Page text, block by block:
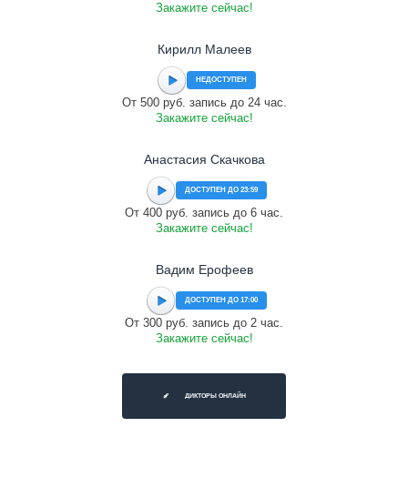
Закажите сейчас!
Кирилл Малеев
НЕДОСТУПЕН
От 500 руб. запись до 24 час.
Закажите сейчас!
Анастасия Скачкова
ДОСТУПЕН ДО 23:59
От 400 руб. запись до 6 час.
Закажите сейчас!
Вадим Ерофеев
ДОСТУПЕН ДО 17:00
От 300 руб. запись до 2 час.
Закажите сейчас!
ДИКТОРЫ ОНЛАЙН